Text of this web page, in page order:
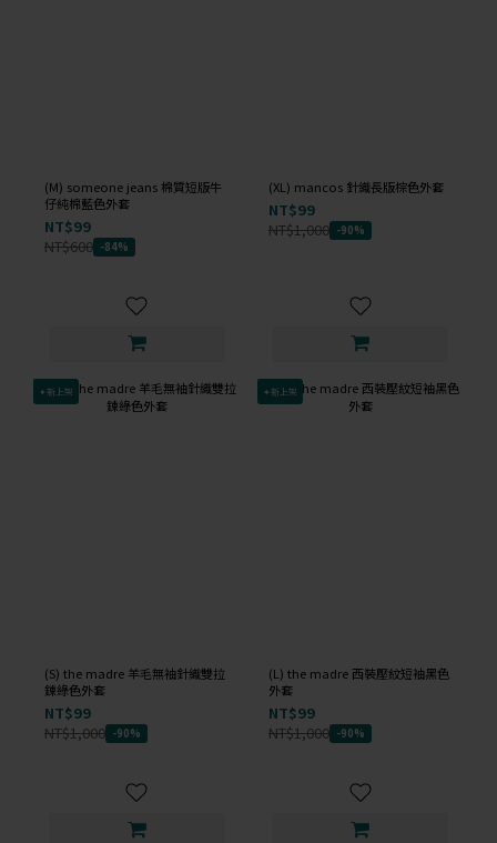
(M) someone jeans 棉質短版牛
仔純棉藍色外套
NT$99
NT$600 -84%
(XL) mancos 針織長版棕色外套
NT$99
NT$1,000 -90%
✦新上架
(S) the madre 羊毛無袖針織雙拉
鍊綠色外套
NT$99
NT$1,000 -90%
✦新上架
(L) the madre 西裝壓紋短袖黑色
外套
NT$99
NT$1,000 -90%